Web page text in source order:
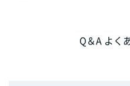
Q＆A よく